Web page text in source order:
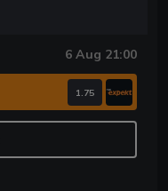
6 Aug 21:00
1.75